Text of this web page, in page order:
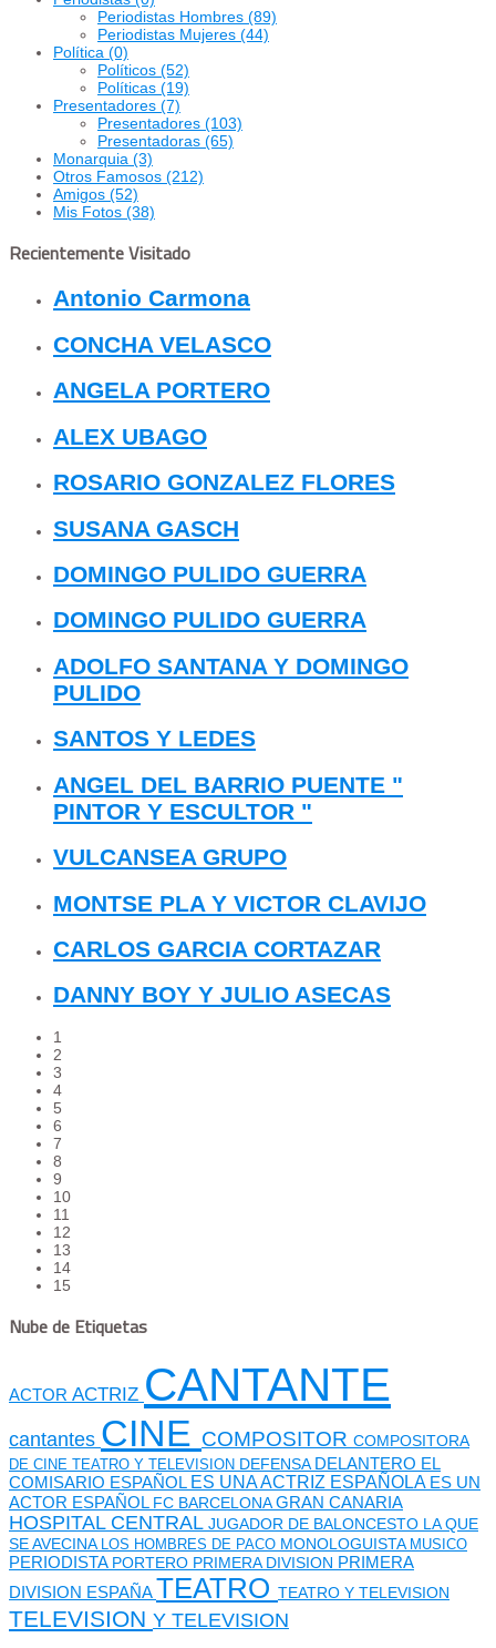
Periodistas Hombres (89)
Periodistas Mujeres (44)
Política (0)
Políticos (52)
Políticas (19)
Presentadores (7)
Presentadores (103)
Presentadoras (65)
Monarquia (3)
Otros Famosos (212)
Amigos (52)
Mis Fotos (38)
Recientemente Visitado
Antonio Carmona
CONCHA VELASCO
ANGELA PORTERO
ALEX UBAGO
ROSARIO GONZALEZ FLORES
SUSANA GASCH
DOMINGO PULIDO GUERRA
DOMINGO PULIDO GUERRA
ADOLFO SANTANA Y DOMINGO
PULIDO
SANTOS Y LEDES
ANGEL DEL BARRIO PUENTE "
PINTOR Y ESCULTOR "
VULCANSEA GRUPO
MONTSE PLA Y VICTOR CLAVIJO
CARLOS GARCIA CORTAZAR
DANNY BOY Y JULIO ASECAS
1
2
3
4
5
6
7
8
9
10
11
12
13
14
15
Nube de Etiquetas
ACTOR ACTRIZ CANTANTE
cantantes CINE COMPOSITOR COMPOSITORA
DE CINE TEATRO Y TELEVISION DEFENSA DELANTERO EL
COMISARIO ESPAÑOL ES UNA ACTRIZ ESPAÑOLA ES UN
ACTOR ESPAÑOL FC BARCELONAGRAN CANARIA
HOSPITAL CENTRAL JUGADOR DE BALONCESTO LA QUE
SE AVECINA LOS HOMBRES DE PACO MONOLOGUISTA MUSICO
PERIODISTA PORTERO PRIMERA DIVISION PRIMERA
DIVISION ESPAÑATEATRO TEATRO Y TELEVISION
TELEVISION Y TELEVISION